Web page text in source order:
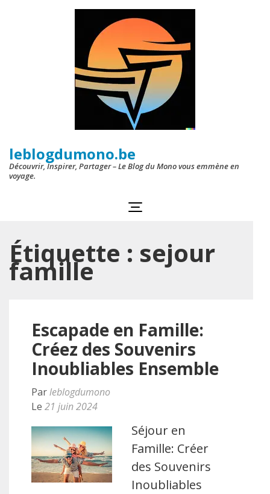
leblogdumono.be
Découvrir, Inspirer, Partager – Le Blog du Mono vous emmène en
voyage.
Étiquette : sejour
famille
Escapade en Famille:
Créez des Souvenirs
Inoubliables Ensemble
Parleblogdumono
Le 21 juin 2024
Séjour en
Famille: Créer
des Souvenirs
Inoubliables